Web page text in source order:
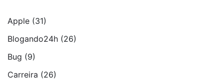
Apple (31)
Blogando24h (26)
Bug (9)
Carreira (26)